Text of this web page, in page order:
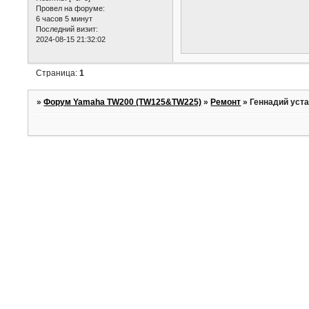
Провел на форуме:
6 часов 5 минут
Последний визит:
2024-08-15 21:32:02
Страница:1
»Форум Yamaha TW200 (TW125&TW225) » Ремонт » Геннадий